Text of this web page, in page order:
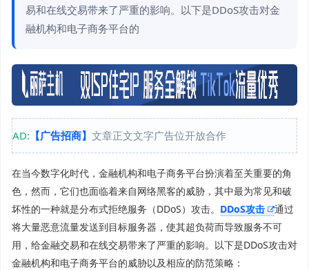
易和在线交易带来了严重的影响。以下是DDoS攻击对金
融机构和电子商务平台的
AD: 【广告招商】 文章正文文字广告位开放合作
在当今数字化时代，金融机构和电子商务平台扮演着至关重要的角
色，然而，它们也面临着来自网络黑客的威胁，其中最为常见和破
坏性的一种就是分布式拒绝服务（DDoS）攻击。 DDoS攻击
通过
将大量恶意流量发送到目标服务器，使其超负荷而导致服务不可
用，给金融交易和在线交易带来了严重的影响。以下是DDoS攻击对
金融机构和电子商务平台的威胁以及相应的防范策略：